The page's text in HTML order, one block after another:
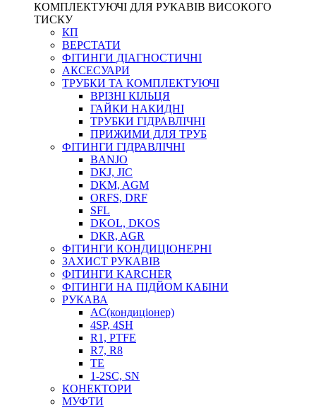
КОМПЛЕКТУЮЧІ ДЛЯ РУКАВІВ ВИСОКОГО
ТИСКУ
КП
ВЕРСТАТИ
ФІТИНГИ ДІАГНОСТИЧНІ
АКСЕСУАРИ
ТРУБКИ ТА КОМПЛЕКТУЮЧІ
ВРІЗНІ КІЛЬЦЯ
ГАЙКИ НАКИДНІ
ТРУБКИ ГІДРАВЛІЧНІ
ПРИЖИМИ ДЛЯ ТРУБ
ФІТИНГИ ГІДРАВЛІЧНІ
BANJO
DKJ, JIC
DKM, AGM
ORFS, DRF
SFL
DKOL, DKOS
DKR, AGR
ФІТИНГИ КОНДИЦІОНЕРНІ
ЗАХИСТ РУКАВІВ
ФІТИНГИ KARCHER
ФІТИНГИ НА ПІДЙОМ КАБІНИ
РУКАВА
AC(кондиціонер)
4SP, 4SH
R1, PTFE
R7, R8
TE
1-2SC, SN
КОНЕКТОРИ
МУФТИ